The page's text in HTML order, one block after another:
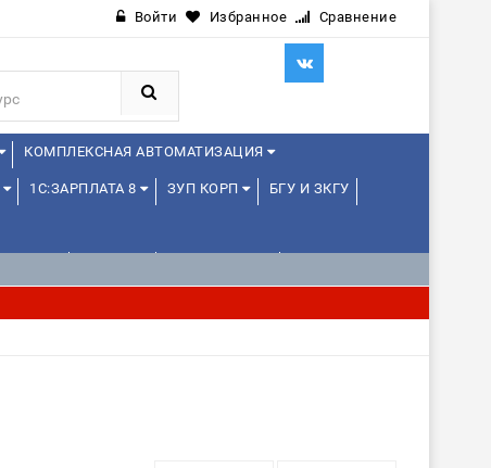
Войти Избранное Сравнение
КОМПЛЕКСНАЯ АВТОМАТИЗАЦИЯ
1С:ЗАРПЛАТА 8 ЗУП КОРП БГУ И ЗКГУ